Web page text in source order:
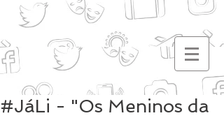
#JáLi - "Os Meninos da